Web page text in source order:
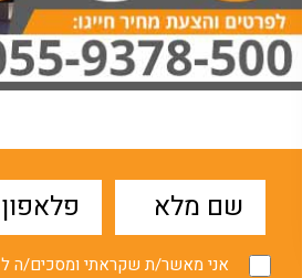
אני מאשר/ת שקראתי ומסכים/ה ל